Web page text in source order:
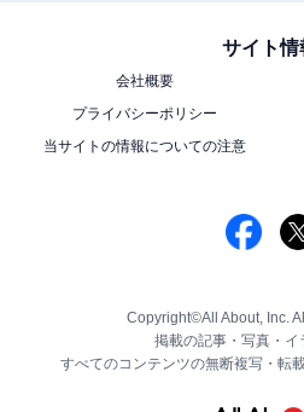
サイト情
会社概要
プライバシーポリシー
当サイトの情報についての注意
Copyright©All About, Inc.
掲載の記事・写真・イ
すべてのコンテンツの無断複写・転